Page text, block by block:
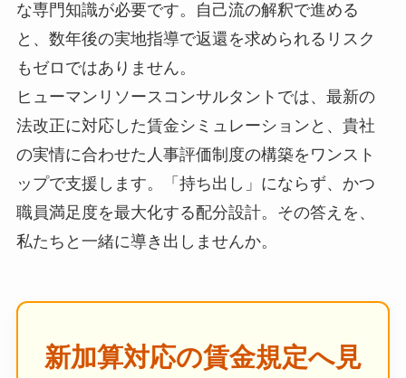
な専門知識が必要です。自己流の解釈で進める
と、数年後の実地指導で返還を求められるリスク
もゼロではありません。
ヒューマンリソースコンサルタントでは、最新の
法改正に対応した賃金シミュレーションと、貴社
の実情に合わせた人事評価制度の構築をワンスト
ップで支援します。「持ち出し」にならず、かつ
職員満足度を最大化する配分設計。その答えを、
私たちと一緒に導き出しませんか。
新加算対応の賃金規定へ見